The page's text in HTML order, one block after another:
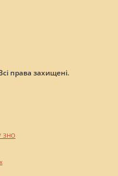
права захищені.
ЗНО